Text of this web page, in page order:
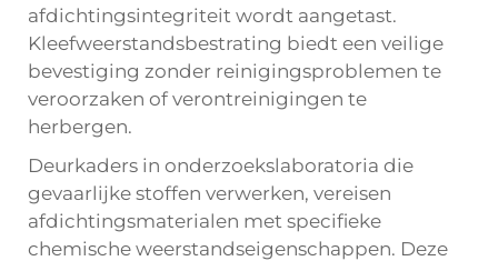
afdichtingsintegriteit wordt aangetast.
Kleefweerstandsbestrating biedt een veilige
bevestiging zonder reinigingsproblemen te
veroorzaken of verontreinigingen te
herbergen.
Deurkaders in onderzoekslaboratoria die
gevaarlijke stoffen verwerken, vereisen
afdichtingsmaterialen met specifieke
chemische weerstandseigenschappen. Deze